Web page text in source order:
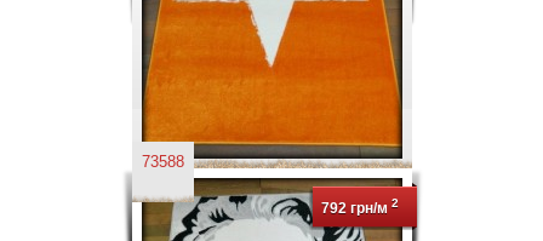
73588
792 грн/м 2